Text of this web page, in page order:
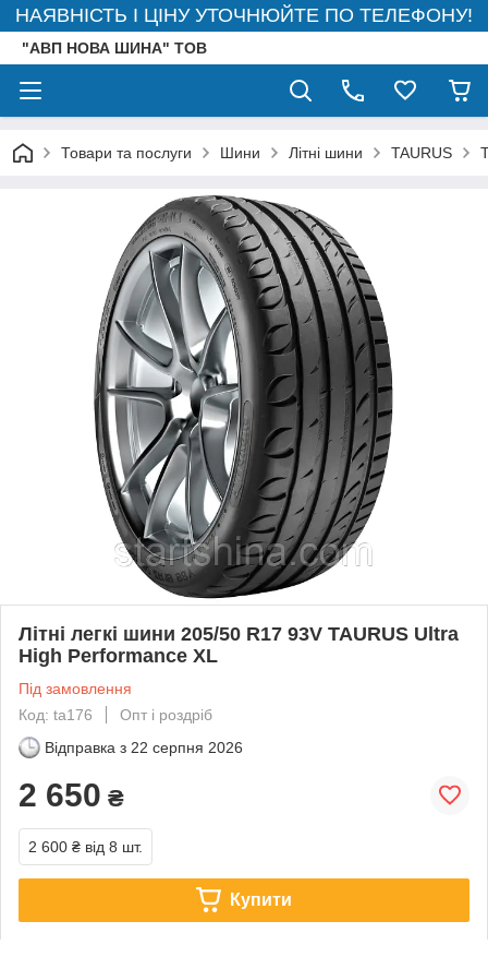
НАЯВНІСТЬ І ЦІНУ УТОЧНЮЙТЕ ПО ТЕЛЕФОНУ!
"АВП НОВА ШИНА" ТОВ
Товари та послуги Шини Літні шини TAURUS
Літні легкі шини 205/50 R17 93V TAURUS Ultra
High Performance XL
Під замовлення
Код: ta176
Опт і роздріб
Відправка з 22 серпня 2026
2 650 ₴
2 600 ₴ від 8 шт.
Купити